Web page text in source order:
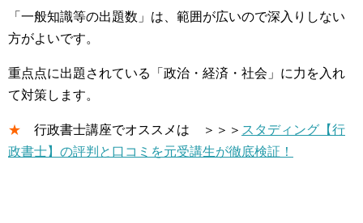
「一般知識等の出題数」は、範囲が広いので深入りしない
方がよいです。
重点点に出題されている「政治・経済・社会」に力を入れ
て対策します。
★ 行政書士講座でオススメは ＞＞＞ スタディング【行
政書士】の評判と口コミを元受講生が徹底検証！